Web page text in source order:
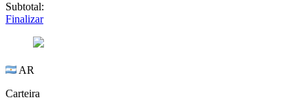
Subtotal:
Finalizar
AR
Carteira